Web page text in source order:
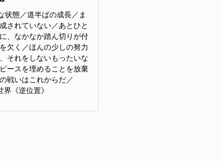
状態／道半ばの成長／ま
されていない／あとひと
、なかなか踏ん切りが付
欠く／ほんの少しの努力
それをしないもったいな
ースを埋めることを放棄
戦いはこれからだ／
《逆位置》